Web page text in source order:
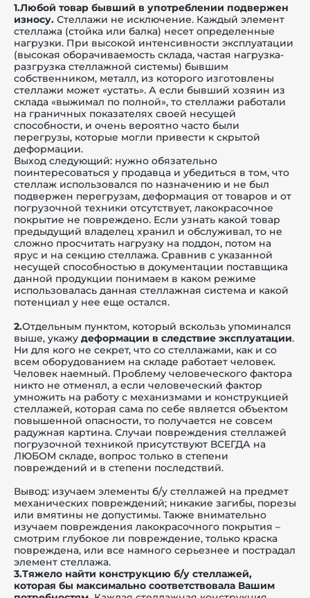
1.Любой товар бывший в употреблении подвержен
износу. Стеллажи не исключение. Каждый элемент
стеллажа (стойка или балка) несет определенные
нагрузки. При высокой интенсивности эксплуатации
(высокая оборачиваемость склада, частая нагрузка-
разгрузка стеллажной системы) бывшим
собственником, металл, из которого изготовлены
стеллажи может «устать». А если бывший хозяин из
склада «выжимал по полной», то стеллажи работали
на граничных показателях своей несущей
способности, и очень вероятно часто были
перегрузы, которые могли привести к скрытой
деформации.
Выход следующий: нужно обязательно
поинтересоваться у продавца и убедиться в том, что
стеллаж использовался по назначению и не был
подвержен перегрузам, деформация от товаров и от
погрузочной техники отсутствует, лакокрасочное
покрытие не повреждено. Если узнать какой товар
предыдущий владелец хранил и обслуживал, то не
сложно просчитать нагрузку на поддон, потом на
ярус и на секцию стеллажа. Сравнив с указанной
несущей способностью в документации поставщика
данной продукции понимаем в каком режиме
использовалась данная стеллажная система и какой
потенциал у нее еще остался.
2.Отдельным пунктом, который вскользь упоминался
выше, укажу деформации в следствие эксплуатации.
Ни для кого не секрет, что со стеллажами, как и со
всем оборудованием на складе работает человек.
Человек наемный. Проблему человеческого фактора
никто не отменял, а если человеческий фактор
умножить на работу с механизмами и конструкцией
стеллажей, которая сама по себе является объектом
повышенной опасности, то получается не совсем
радужная картина. Случаи повреждения стеллажей
погрузочной техникой присутствуют ВСЕГДА на
ЛЮБОМ складе, вопрос только в степени
повреждений и в степени последствий.
Вывод: изучаем элементы б/у стеллажей на предмет
механических повреждений; никакие загибы, порезы
или вмятины не допустимы. Также внимательно
изучаем повреждения лакокрасочного покрытия –
смотрим глубокое ли повреждение, только краска
повреждена, или все намного серьезнее и пострадал
элемент стеллажа.
3.Тяжело найти конструкцию б/у стеллажей,
которая бы максимально соответствовала Вашим